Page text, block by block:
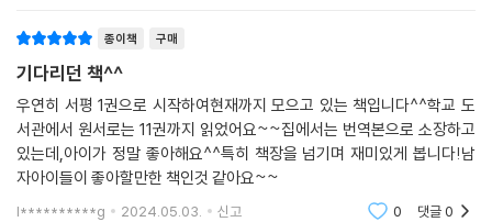
종이책 구매
기다리던 책^^
우연히 서평 1권으로 시작하여현재까지 모으고 있는 책입니다^^학교 도
서관에서 원서로는 11권까지 읽었어요~~집에서는 번역본으로 소장하고
있는데,아이가 정말 좋아해요^^특히 책장을 넘기며 재미있게 봅니다!남
자아이들이 좋아할만한 책인것 같아요~~
l**********g 2024.05.03. 신고 0 댓글0